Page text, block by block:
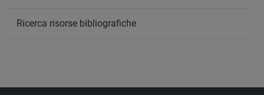
Ricerca risorse bibliografiche